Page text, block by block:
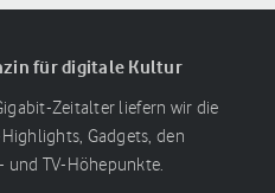
für digitale Kultur
Zeitalter liefern wir die
Gadgets, den
und TV-Höhepunkte.